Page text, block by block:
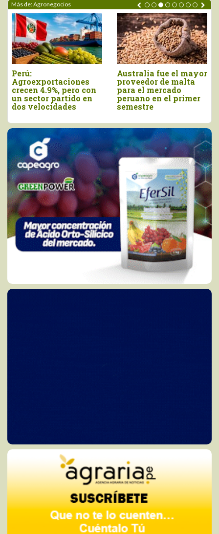
Más de: Agronegocios
Agroexportaciones no
tradicionales de Perú
a Estados Unidos
cayeron en valor 17%
Declaran el segundo
viernes de agosto
como el Día Nacional
de la Chirimoya